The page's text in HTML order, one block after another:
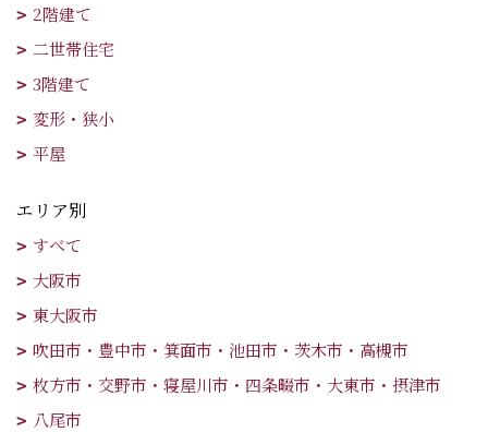
2階建て
二世帯住宅
3階建て
変形・狭小
平屋
エリア別
すべて
大阪市
東大阪市
吹田市・豊中市・箕面市・池田市・茨木市・高槻市
枚方市・交野市・寝屋川市・四条畷市・大東市・摂津市
八尾市